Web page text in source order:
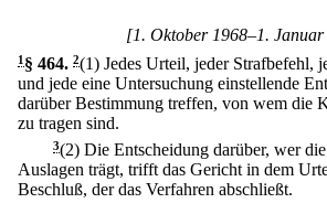
[1. Oktober 1968–1.
1§ 464. 2(1) Jedes Urteil, jeder Strafbefehl,
und jede eine Untersuchung einstellende
darüber Bestimmung treffen, von wem die
zu tragen sind.
3(2) Die Entscheidung darüber, wer
Auslagen trägt, trifft das Gericht in dem
Beschluß, der das Verfahren abschließt.